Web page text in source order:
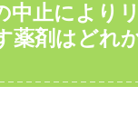
中止により
薬剤はどれ